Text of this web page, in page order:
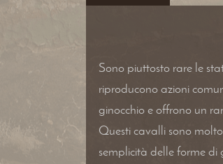
Sono piuttosto rare le
riproducono azioni
ginocchio e offrono un
Questi cavalli sono
semplicità delle forme di